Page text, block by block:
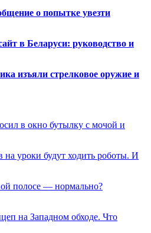
о попытке увезти
в Беларуси: руководство и
изъяли стрелковое оружие и
в окно бутылку с мочой и
уроки будут ходить роботы. И
полосе — нормально?
на Западном обходе. Что